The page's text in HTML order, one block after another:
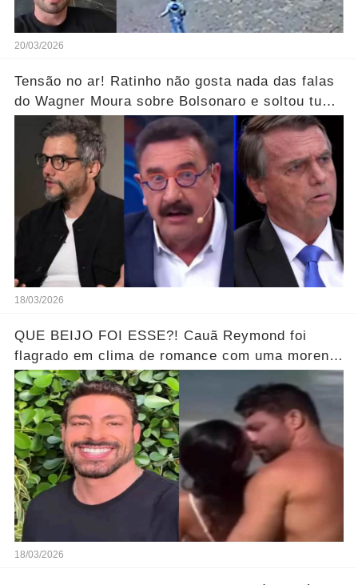
20/03/2026
Tensão no ar! Ratinho não gosta nada das falas
do Wagner Moura sobre Bolsonaro e soltou tudo
sem filtro.... Veja o vídeo
18/03/2026
QUE BEIJO FOI ESSE?! Cauã Reymond foi
flagrado em clima de romance com uma morena
misteriosa em uma praia do Rio.... Ver o Vídeo
18/03/2026